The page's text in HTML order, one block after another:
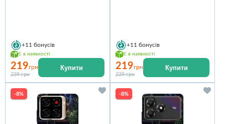
+11 бонусів
Є в наявності
219грн
239 грн
Купити
+11 бонусів
Є в наявності
219грн
239 грн
Купити
-8% -8%